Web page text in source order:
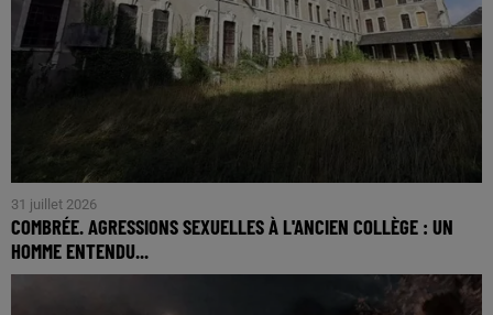
31 juillet 2026
COMBRÉE. AGRESSIONS SEXUELLES À L'ANCIEN COLLÈGE : UN
HOMME ENTENDU...